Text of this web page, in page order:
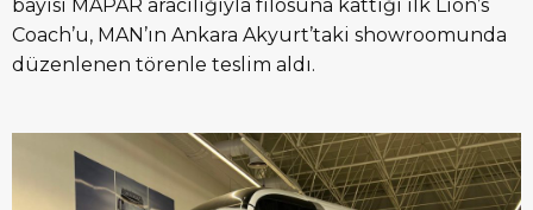
bayisi MAPAR aracılığıyla filosuna kattığı ilk Lion’s
Coach’u, MAN’ın Ankara Akyurt’taki showroomunda
düzenlenen törenle teslim aldı.